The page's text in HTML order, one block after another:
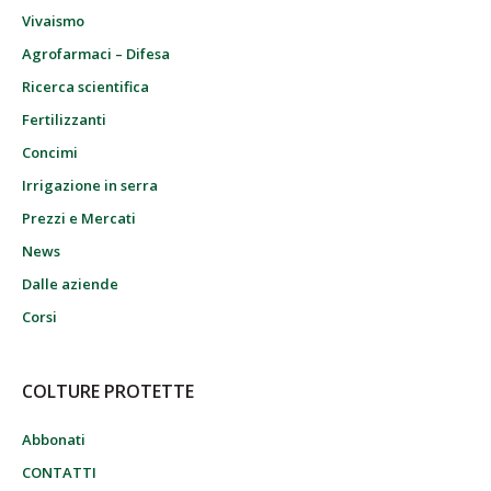
Vivaismo
Agrofarmaci – Difesa
Ricerca scientifica
Fertilizzanti
Concimi
Irrigazione in serra
Prezzi e Mercati
News
Dalle aziende
Corsi
COLTURE PROTETTE
Abbonati
CONTATTI